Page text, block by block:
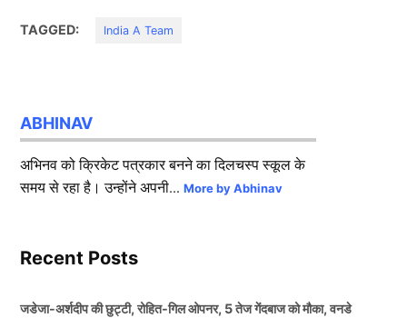
TAGGED: India A Team
ABHINAV
अभिनव को क्रिकेट पत्रकार बनने का दिलचस्प स्कूल के
समय से रहा है। उन्होंने अपनी...More by Abhinav
Recent Posts
जडेजा-अर्शदीप की छुट्टी, रोहित-गिल ओपनर, 5 तेज गेंदबाज को मौका, वनडे